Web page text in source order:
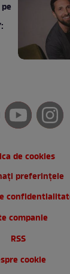
de cookies
preferințele
companie
RSS
cookie